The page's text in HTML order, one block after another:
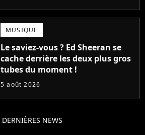
MUSIQUE
Le saviez-vous ? Ed Sheeran se
cache derrière les deux plus gros
tubes du moment !
5 août 2026
DERNIÈRES NEWS